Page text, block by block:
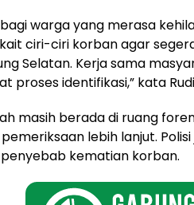
warga yang merasa
ciri-ciri korban agar
Selatan. Kerja sama
proses identifikasi,” kata
masih berada di ruang
lebih lanjut.
kematian korban.